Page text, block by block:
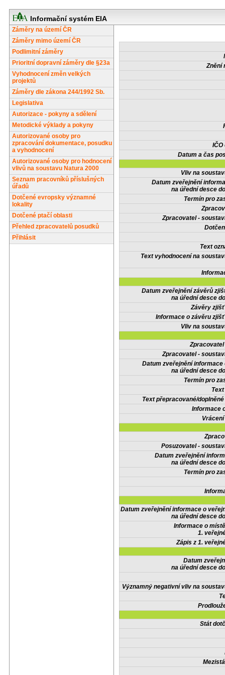
Informační systém EIA
Záměry na území ČR
Záměry mimo území ČR
Podlimitní záměry
Prioritní dopravní záměry dle §23a
Vyhodnocení změn velkých
projektů
Záměry dle zákona 244/1992 Sb.
Legislativa
Autorizace - pokyny a sdělení
Metodické výklady a pokyny
Autorizované osoby pro
zpracování dokumentace, posudku
a vyhodnocení
Autorizované osoby pro hodnocení
vlivů na soustavu Natura 2000
Seznam pracovníků příslušných
úřadů
Dotčené evropsky významné
lokality
Dotčené ptačí oblasti
Přehled zpracovatelů posudků
Přihlásit
Znění
IČO
Datum a čas
Vliv na
Datum zveřejnění
na úřední desce
Termín pro
Zpracovatel -
Text
Text vyhodnocení na
Datum zveřejnění závěrů
na úřední desce
Závěry
Informace o závěru
Vliv na
Zpracovatel -
Datum zveřejnění informace
na úřední desce
Termín pro
Text přepracované/
Informace
Posuzovatel -
Datum zveřejnění
na úřední desce
Termín pro
Datum zveřejnění informace o
na úřední desce
Informace o
1.
Zápis z 1.
Datum
na úřední desce
Významný negativní vliv na
Stát